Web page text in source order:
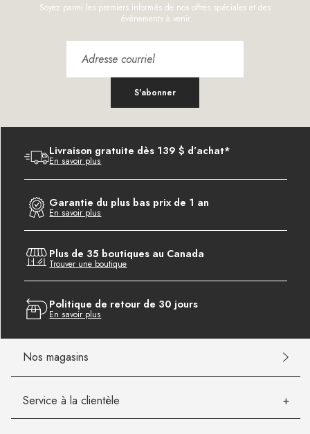
Soyez parmi les premiers informés de nos offres spéciales et des
évènements à venir
S'abonner
Livraison gratuite dès 139 $ d’achat*
En savoir plus
Garantie du plus bas prix de 1 an
En savoir plus
Plus de 35 boutiques au Canada
Trouver une boutique
Politique de retour de 30 jours
En savoir plus
Nos magasins
Service à la clientèle